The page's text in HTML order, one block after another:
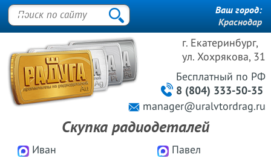
г. Екатеринбург,
ул. Хохрякова, 31
Иван
Павел
Бесплатный по РФ
8 (804) 333-50-35
manager@uralvtordrag.ru
Скупка радиодеталей
Ваш город:
Краснодар